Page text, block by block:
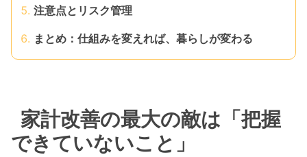
注意点とリスク管理
まとめ：仕組みを変えれば、暮らしが変わる
家計改善の最大の敵は「把握
できていないこと」